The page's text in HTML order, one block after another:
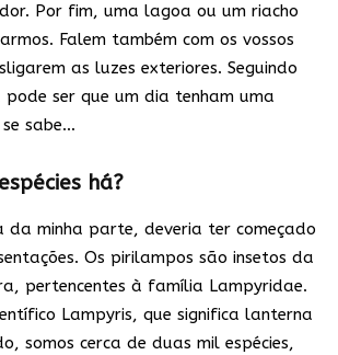
Por fim, uma lagoa ou um riacho
Falem também com os vossos
as luzes exteriores. Seguindo
pode ser que um dia tenham uma
sabe…
há?
da minha parte, deveria ter começado
Os pirilampos são insetos da
pertencentes à família Lampyridae.
Lampyris, que significa lanterna
somos cerca de duas mil espécies,